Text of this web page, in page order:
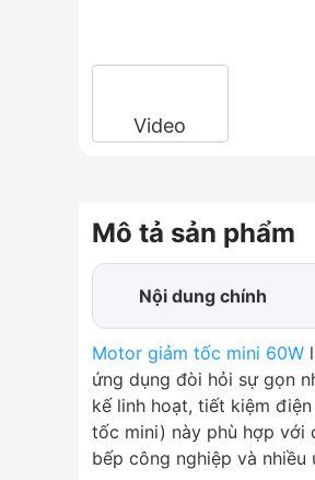
Video
Mô tả sản phẩm
Nội dung chính
1.
Kiểu dáng thiết kế
2. Chi tiết cấu tạo của
3. Ứng dụng thực tiễn
4. Các ưu điểm của
5. Các phiên bản motor
Motor giảm tốc mini 60W
ứng dụng đòi hỏi sự gọn
kế linh hoạt, tiết kiệm
tốc mini) này phù hợp với
bếp công nghiệp và